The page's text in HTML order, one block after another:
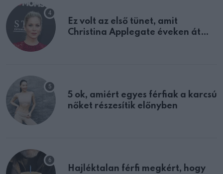
Ez volt az első tünet, amit
Christina Applegate éveken át
5 ok, amiért egyes férfiak a karcsú
nőket részesítik előnyben
Hajléktalan férfi megkért, hogy